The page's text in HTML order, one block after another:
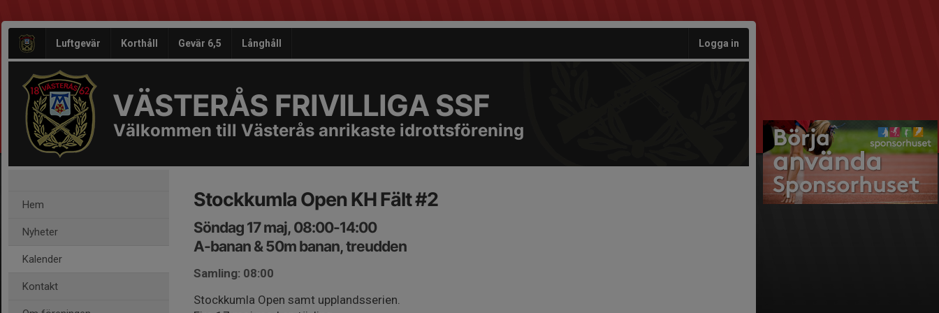
Luftgevär Korthåll Gevär 6,5 Långhåll Logga in
VÄSTERÅS FRIVILLIGA SSF
Välkommen till Västerås anrikaste idrottsförening
Hem
Nyheter
Kalender
Kontakt
Stockkumla Open KH Fält #2
Söndag 17 maj, 08:00-14:00
A-banan & 50m banan, treudden
Samling: 08:00
Stockkumla Open samt upplandsserien.